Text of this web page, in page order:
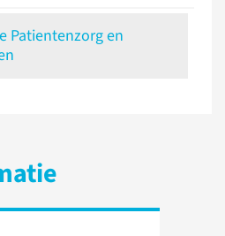
Patientenzorg en